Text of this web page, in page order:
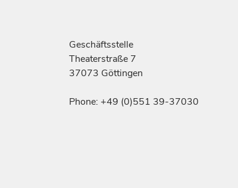
Geschäftsstelle
Theaterstraße 7
37073 Göttingen
Phone: +49 (0)551 39-37030